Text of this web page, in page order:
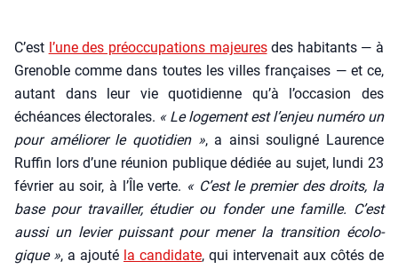
C’est l’une des pré­oc­cu­pa­tions majeuresdes habi­tants — à
Gre­noble comme dans toutes les villes fran­çaises — et ce,
autant dans leur vie quo­ti­dienne qu’à l’oc­ca­sion des
échéances élec­to­rales. « Le loge­ment est l’en­jeu numé­ro un
pour amé­lio­rer le quo­ti­dien », a ain­si sou­li­gné Lau­rence
Ruf­fin lors d’une réunion publique dédiée au sujet, lun­di 23
février au soir, à l’Île verte. « C’est le pre­mier des droits, la
base pour tra­vailler, étu­dier ou fon­der une famille. C’est
aus­si un levier puis­sant pour mener la tran­si­tion éco­lo­
gique », a ajou­té la can­di­date, qui inter­ve­nait aux côtés de